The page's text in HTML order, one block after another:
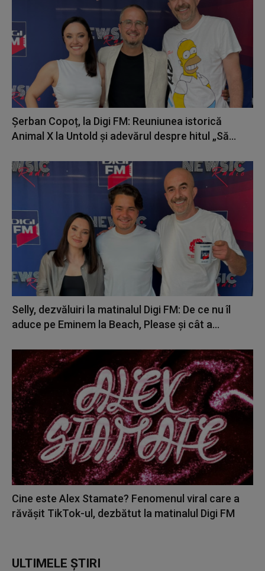
Șerban Copoț, la Digi FM: Reuniunea istorică
Animal X la Untold și adevărul despre hitul „Să...
Selly, dezvăluiri la matinalul Digi FM: De ce nu îl
aduce pe Eminem la Beach, Please și cât a...
Cine este Alex Stamate? Fenomenul viral care a
răvășit TikTok-ul, dezbătut la matinalul Digi FM
ULTIMELE ȘTIRI